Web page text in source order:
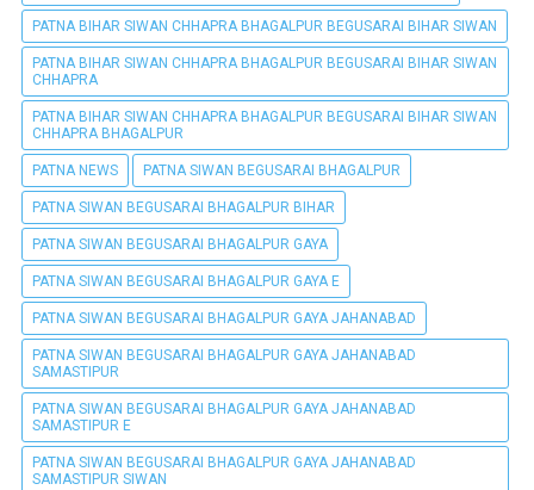
PATNA BIHAR SIWAN CHHAPRA BHAGALPUR BEGUSARAI BIHAR SIWAN
PATNA BIHAR SIWAN CHHAPRA BHAGALPUR BEGUSARAI BIHAR SIWAN
CHHAPRA
PATNA BIHAR SIWAN CHHAPRA BHAGALPUR BEGUSARAI BIHAR SIWAN
CHHAPRA BHAGALPUR
PATNA NEWS PATNA SIWAN BEGUSARAI BHAGALPUR
PATNA SIWAN BEGUSARAI BHAGALPUR BIHAR
PATNA SIWAN BEGUSARAI BHAGALPUR GAYA
PATNA SIWAN BEGUSARAI BHAGALPUR GAYA E
PATNA SIWAN BEGUSARAI BHAGALPUR GAYA JAHANABAD
PATNA SIWAN BEGUSARAI BHAGALPUR GAYA JAHANABAD
SAMASTIPUR
PATNA SIWAN BEGUSARAI BHAGALPUR GAYA JAHANABAD
SAMASTIPUR E
PATNA SIWAN BEGUSARAI BHAGALPUR GAYA JAHANABAD
SAMASTIPUR SIWAN